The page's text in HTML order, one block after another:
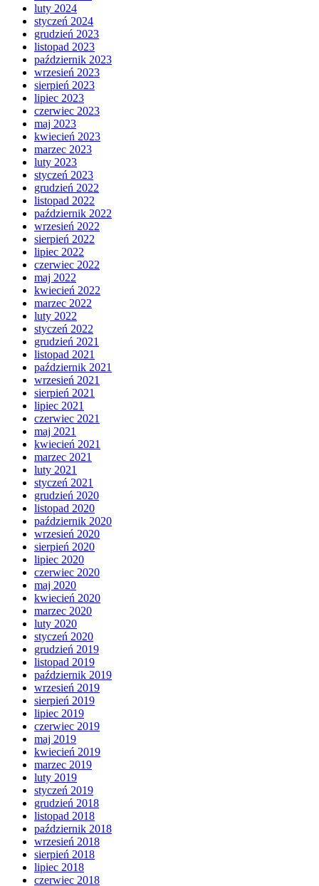
luty 2024
styczeń 2024
grudzień 2023
listopad 2023
październik 2023
wrzesień 2023
sierpień 2023
lipiec 2023
czerwiec 2023
maj 2023
kwiecień 2023
marzec 2023
luty 2023
styczeń 2023
grudzień 2022
listopad 2022
październik 2022
wrzesień 2022
sierpień 2022
lipiec 2022
czerwiec 2022
maj 2022
kwiecień 2022
marzec 2022
luty 2022
styczeń 2022
grudzień 2021
listopad 2021
październik 2021
wrzesień 2021
sierpień 2021
lipiec 2021
czerwiec 2021
maj 2021
kwiecień 2021
marzec 2021
luty 2021
styczeń 2021
grudzień 2020
listopad 2020
październik 2020
wrzesień 2020
sierpień 2020
lipiec 2020
czerwiec 2020
maj 2020
kwiecień 2020
marzec 2020
luty 2020
styczeń 2020
grudzień 2019
listopad 2019
październik 2019
wrzesień 2019
sierpień 2019
lipiec 2019
czerwiec 2019
maj 2019
kwiecień 2019
marzec 2019
luty 2019
styczeń 2019
grudzień 2018
listopad 2018
październik 2018
wrzesień 2018
sierpień 2018
lipiec 2018
czerwiec 2018